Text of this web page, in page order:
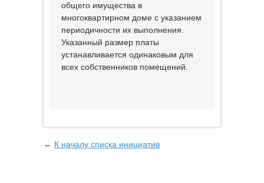
общего имущества в
многоквартирном доме с указанием
периодичности их выполнения.
Указанный размер платы
устанавливается одинаковым для
всех собственников помещений.
← К началу списка инициатив